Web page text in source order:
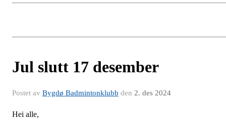
Jul slutt 17 desember
Postet av Bygdø Badmintonklubb den 2. des 2024
Hei alle,